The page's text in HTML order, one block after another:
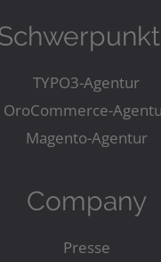
TYPO3-Agentur
OroCommerce-
Magento-Agentur
Company
Presse